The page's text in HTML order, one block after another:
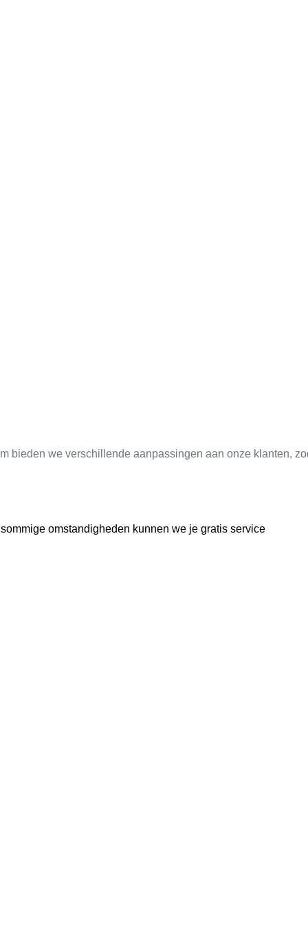
bieden we verschillende aanpassingen aan onze klanten,
omstandigheden kunnen we je gratis service